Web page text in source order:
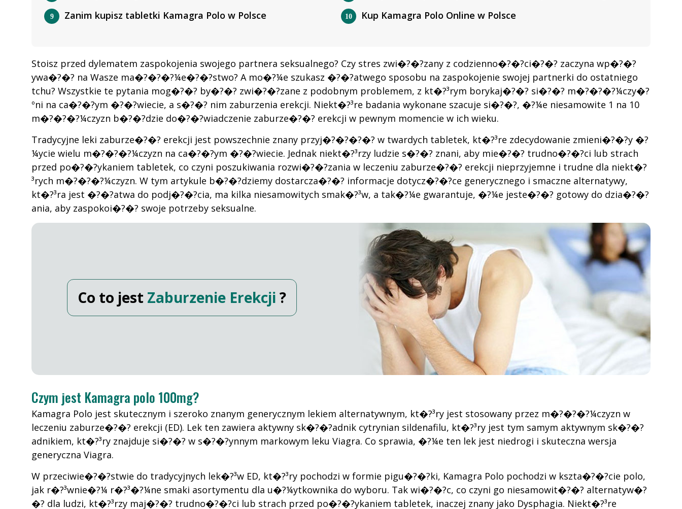
Zanim kupisz tabletki Kamagra Polo w Polsce
Kup Kamagra Polo Online w Polsce
Stoisz przed dylematem zaspokojenia swojego partnera seksualnego? Czy stres zwi�?�?zany z codzienno�?�?ci�?�? zaczyna wp�?�?
ywa�?�? na Wasze ma�?�?�?¼e�?�?stwo? A mo�?¼e szukasz �?�?atwego sposobu na zaspokojenie swojej partnerki do ostatniego
tchu? Wszystkie te pytania mog�?�? by�?�? zwi�?�?zane z podobnym problemem, z kt�?³rym borykaj�?�? si�?�? m�?�?�?¼czy�?
ºni na ca�?�?ym �?�?wiecie, a s�?�? nim zaburzenia erekcji. Niekt�?³re badania wykonane szacuje si�?�?, �?¼e niesamowite 1 na 10
m�?�?�?¼czyzn b�?�?dzie do�?�?wiadczenie zaburze�?�? erekcji w pewnym momencie w ich wieku.
Tradycyjne leki zaburze�?�? erekcji jest powszechnie znany przyj�?�?�?�? w twardych tabletek, kt�?³re zdecydowanie zmieni�?�?y �?
¼ycie wielu m�?�?�?¼czyzn na ca�?�?ym �?�?wiecie. Jednak niekt�?³rzy ludzie s�?�? znani, aby mie�?�? trudno�?�?ci lub strach
przed po�?�?ykaniem tabletek, co czyni poszukiwania rozwi�?�?zania w leczeniu zaburze�?�? erekcji nieprzyjemne i trudne dla niekt�?
³rych m�?�?�?¼czyzn. W tym artykule b�?�?dziemy dostarcza�?�? informacje dotycz�?�?ce generycznego i smaczne alternatywy,
kt�?³ra jest �?�?atwa do podj�?�?cia, ma kilka niesamowitych smak�?³w, a tak�?¼e gwarantuje, �?¼e jeste�?�? gotowy do dzia�?�?
ania, aby zaspokoi�?�? swoje potrzeby seksualne.
Co to jest Zaburzenie Erekcji ?
Czym jest Kamagra polo 100mg?
Kamagra Polo jest skutecznym i szeroko znanym generycznym lekiem alternatywnym, kt�?³ry jest stosowany przez m�?�?�?¼czyzn w
leczeniu zaburze�?�? erekcji (ED). Lek ten zawiera aktywny sk�?�?adnik cytrynian sildenafilu, kt�?³ry jest tym samym aktywnym sk�?�?
adnikiem, kt�?³ry znajduje si�?�? w s�?�?ynnym markowym leku Viagra. Co sprawia, �?¼e ten lek jest niedrogi i skuteczna wersja
generyczna Viagra.
W przeciwie�?�?stwie do tradycyjnych lek�?³w ED, kt�?³ry pochodzi w formie pigu�?�?ki, Kamagra Polo pochodzi w kszta�?�?cie polo,
jak r�?³wnie�?¼ r�?³�?¼ne smaki asortymentu dla u�?¼ytkownika do wyboru. Tak wi�?�?c, co czyni go niesamowit�?�? alternatyw�?
�? dla ludzi, kt�?³rzy maj�?�? trudno�?�?ci lub strach przed po�?�?ykaniem tabletek, inaczej znany jako Dysphagia. Niekt�?³re